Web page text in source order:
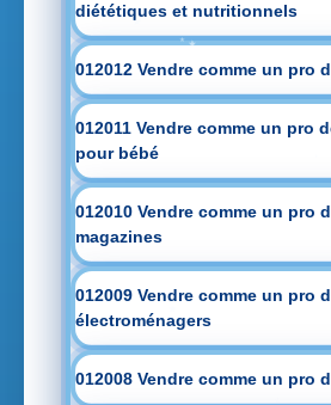
diététiques et nutritionnels
012012 Vendre comme un pro
012011 Vendre comme un pro
pour bébé
012010 Vendre comme un pro
magazines
012009 Vendre comme un pro
électroménagers
012008 Vendre comme un pro